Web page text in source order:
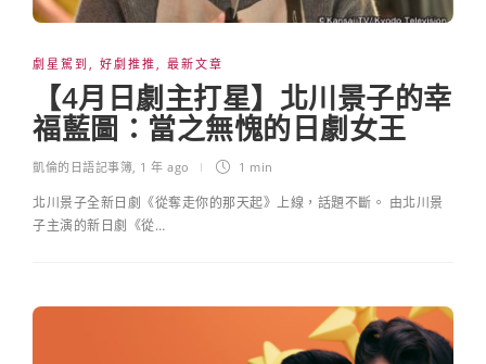
劇星駕到 , 好劇推推, 最新文章
【4月日劇主打星】北川景子的幸
福藍圖：當之無愧的日劇女王
凱倫的日語記事簿, 1 年 ago 1 min
北川景子全新日劇《從奪走你的那天起》上線，話題不斷。 由北川景
子主演的新日劇《從…